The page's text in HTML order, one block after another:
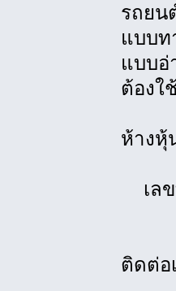
รถยน
แบบท
แบบอ่
ต้องใ
ห้างหุ้
เลข
ติดต่อ